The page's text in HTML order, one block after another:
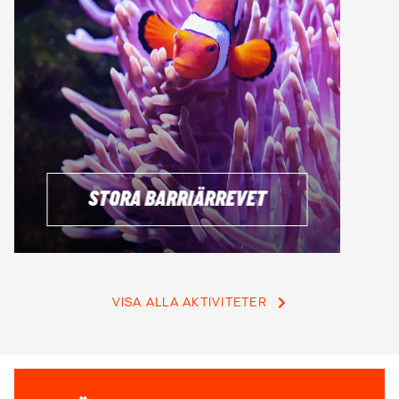
genom dina möjligheter och tar fram ett reseupplägg som
matchar din resa perfekt.
BOKA IN EN GRATIS RESERÅDGIVNING
STORA BARRIÄRREVET
VISA ALLA AKTIVITETER